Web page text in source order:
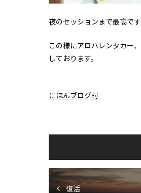
夜のセッションまで最高です
この様にアロハレンタカー
しております。
にほんブログ村
復活